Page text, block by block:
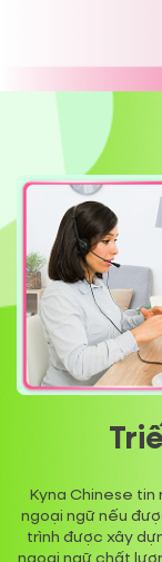
Kyna Chinese
ngoại ngữ nếu
trình được xây
ngoại ngữ chất